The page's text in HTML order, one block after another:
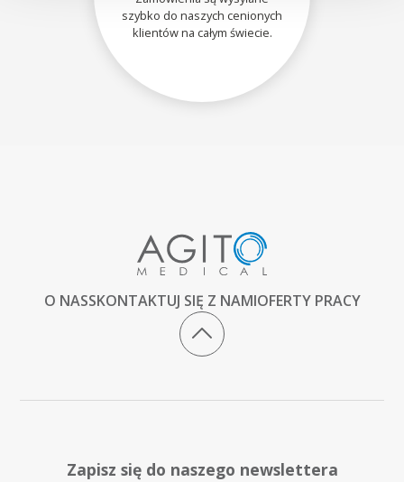
szybko do naszych cenionych
klientów na całym świecie.
O NASSKONTAKTUJ SIĘ Z NAMIOFERTY PRACY
Zapisz się do naszego newslettera